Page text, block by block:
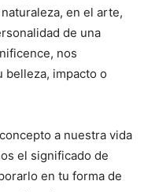
en el arte,
de una
nos
belleza, impacto o
a nuestra vida
el significado de
en tu forma de